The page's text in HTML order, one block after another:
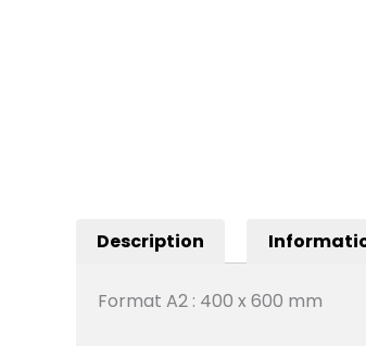
Description
Format A2 : 400 x 600 mm